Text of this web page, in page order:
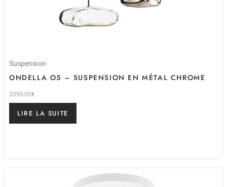
Suspension
ONDELLA O5 – SUSPENSION EN MÉTAL CHROME
2095,00€
LIRE LA SUITE